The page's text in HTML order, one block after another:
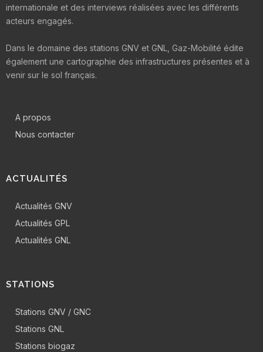
internationale et des interviews réalisées avec les différents
acteurs engagés.
Dans le domaine des stations GNV et GNL, Gaz-Mobilité édite
également une cartographie des infrastructures présentes et à
venir sur le sol français.
A propos
Nous contacter
ACTUALITÉS
Actualités GNV
Actualités GPL
Actualités GNL
STATIONS
Stations GNV / GNC
Stations GNL
Stations biogaz